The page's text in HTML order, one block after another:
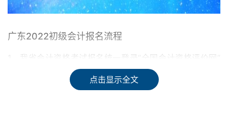
广东2022初级会计报名流程
1、我省会计资格考试报名统一登录“全国会计资格评价网”
进行，实行网上报名、网上缴费、考后资格复核方式。
点击显示全文